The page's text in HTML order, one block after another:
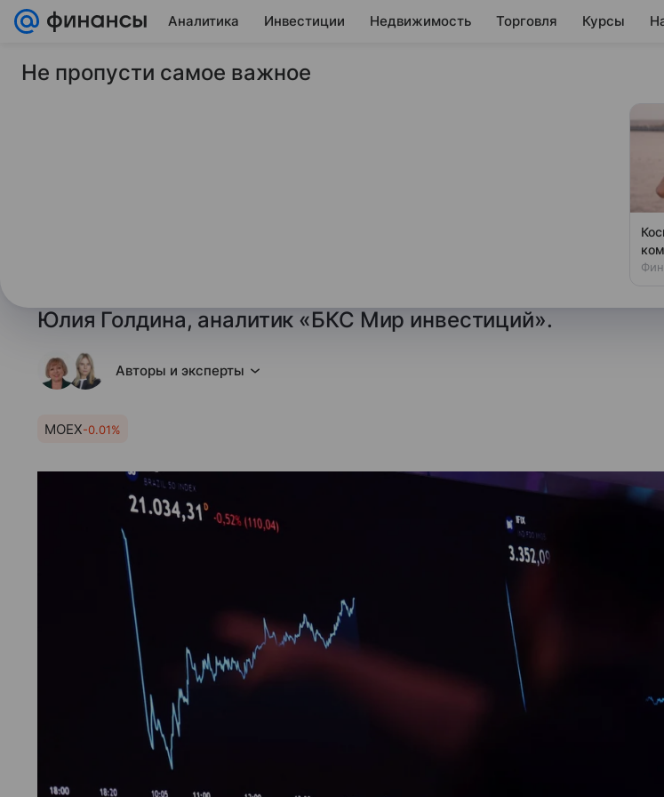
Аналитика Инвестиции Недвижимость Торговля Курсы
5 февраля 2026 Финансы Mail
Неопределенность мешает
Юлия Голдина, аналитик «БКС Мир инвестиций».
Авторы и эксперты
MOEX-0.01%
Не пропусти самое важное